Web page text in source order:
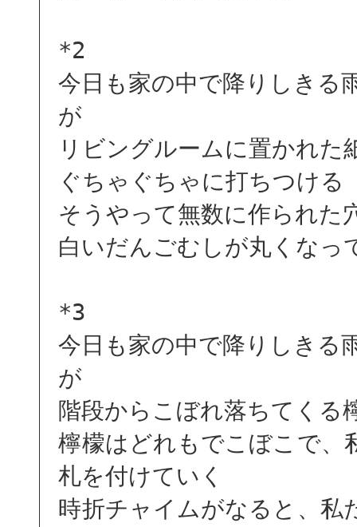
*2
今日も家の中で降りしきる
が
リビングルームに置かれた
ぐちゃぐちゃに打ちつける
そうやって無数に作られた
白いだんごむしが丸くなっ
*3
今日も家の中で降りしきる
が
階段からこぼれ落ちてくる
檸檬はどれもでこぼこで、
札を付けていく
時折チャイムがなると、私